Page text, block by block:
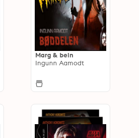
Marg & bein
Ingunn Aamodt